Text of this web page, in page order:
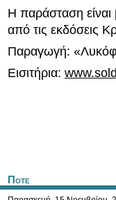
Η παράσταση
από τις εκδόσεις
Παραγωγή:
Εισιτήρια:
Ποτε